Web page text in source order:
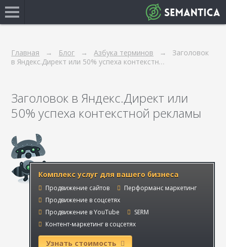
Главная Блог Азбука терминов
Заголовок
в Яндекс.Директ или 50% успеха контекстн…
Заголовок в Яндекс.Директ или
50% успеха контекстной рекламы
Комплекс услуг для вашего бизнеса
Продвижение сайтов
Перформанс маркетинг
Продвижение в соцсетях
Продвижение в YouTube
SERM
Контент-маркетинг в соцсетях
Узнать стоимость